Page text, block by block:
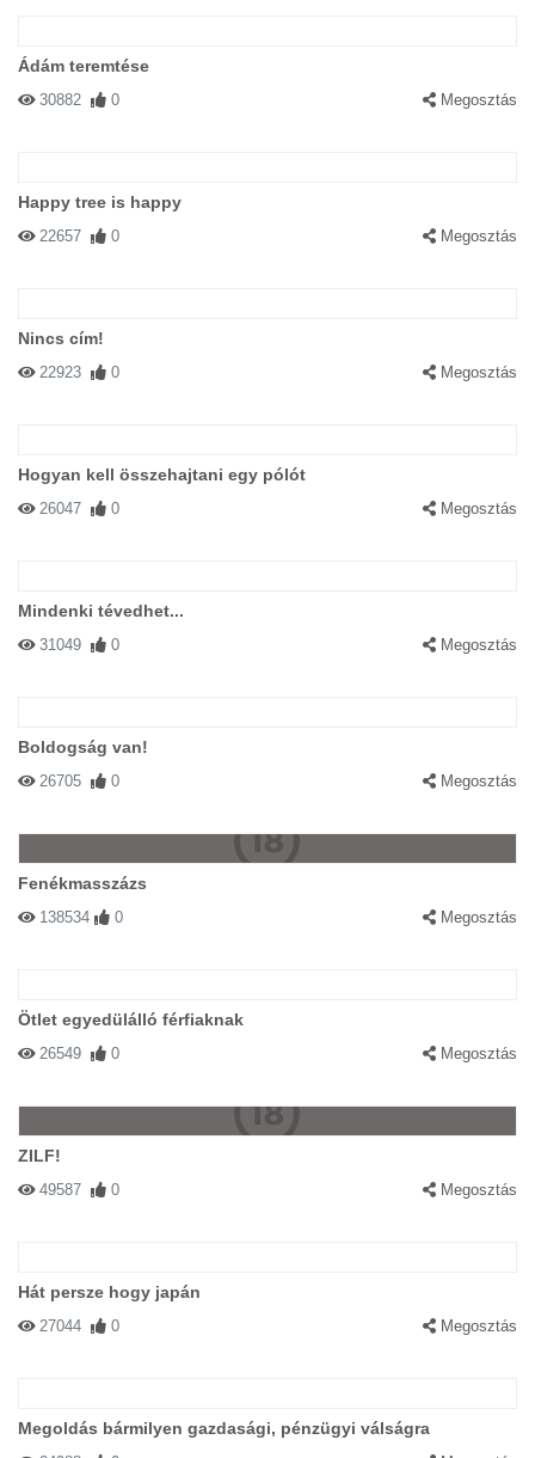
Ádám teremtése
30882 0 Megosztás
Happy tree is happy
22657 0 Megosztás
Nincs cím!
22923 0 Megosztás
Hogyan kell összehajtani egy pólót
26047 0 Megosztás
Mindenki tévedhet...
31049 0 Megosztás
Boldogság van!
26705 0 Megosztás
Fenékmasszázs
138534 0 Megosztás
Ötlet egyedülálló férfiaknak
26549 0 Megosztás
ZILF!
49587 0 Megosztás
Hát persze hogy japán
27044 0 Megosztás
Megoldás bármilyen gazdasági, pénzügyi válságra